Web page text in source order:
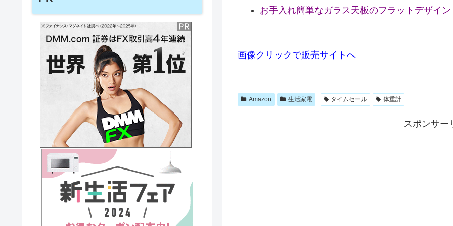
お手入れ簡単なガラス天板のフラットデザイン
画像クリックで販売サイトへ
Amazon 生活家電 タイムセール 体重計
スポンサー